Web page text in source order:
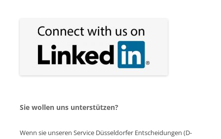
Sie wollen uns unterstützen?
Wenn sie unseren Service Düsseldorfer Entscheidungen (D-